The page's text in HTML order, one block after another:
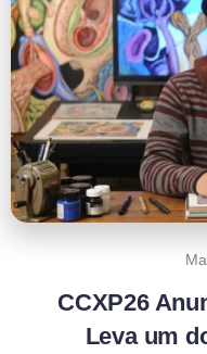
CCXP26
Leva um